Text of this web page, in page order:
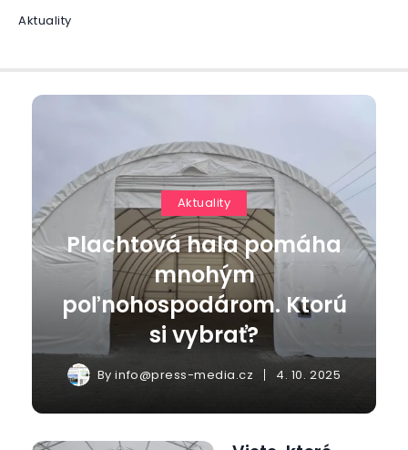
Aktuality
Aktuality
Plachtová hala pomáha
mnohým
poľnohospodárom. Ktorú
si vybrať?
Byinfo@press-media.cz 4. 10. 2025